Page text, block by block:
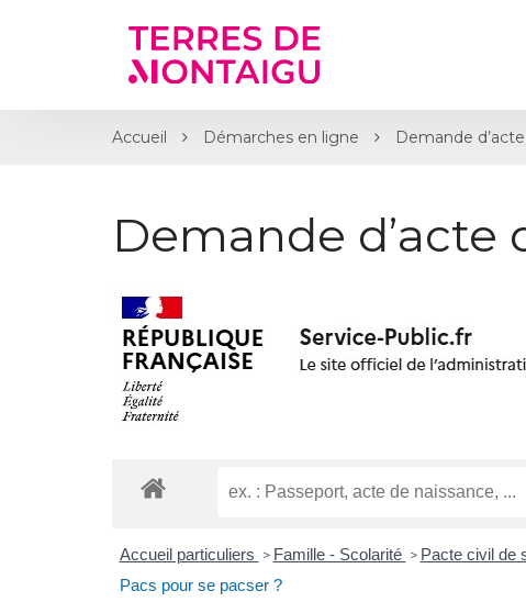
Accueil Démarches en ligne Demande
Demande d’acte
Accueil particuliers > Famille - Scolarité > Pacte civil de
Pacs pour se pacser ?